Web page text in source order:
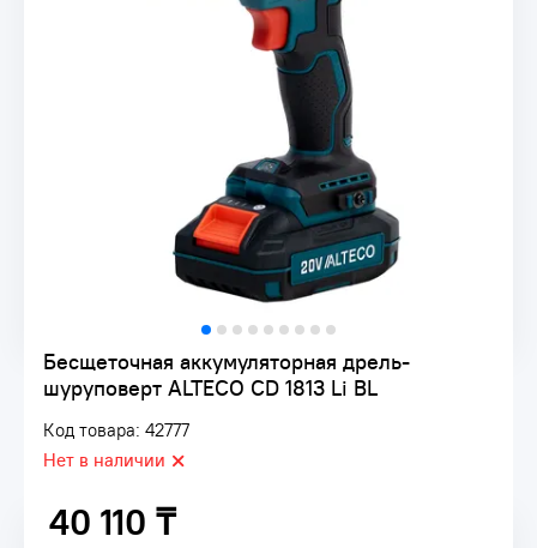
Бесщеточная аккумуляторная дрель-
шуруповерт ALTECO CD 1813 Li BL
Код товара: 42777
Нет в наличии
40 110 ₸
40 110 ₸